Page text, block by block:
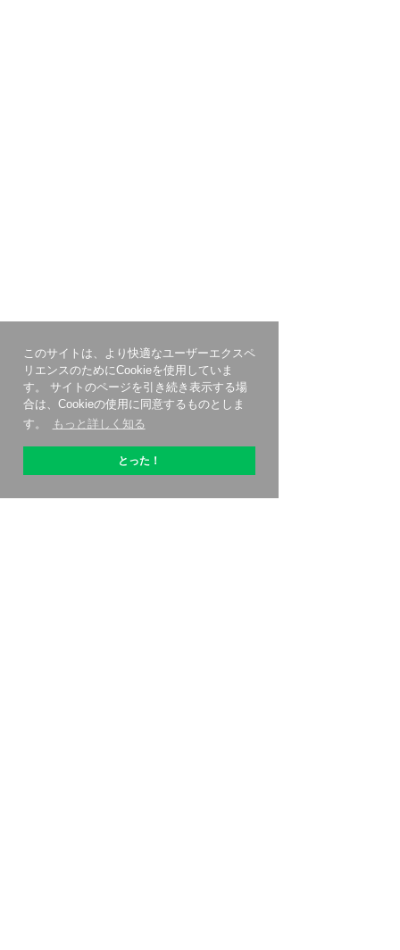
このサイトは、より快適なユーザーエクスペ
リエンスのためにCookieを使用していま
す。 サイトのページを引き続き表示する場
合は、Cookieの使用に同意するものとしま
す。
もっと詳しく知る
とった！